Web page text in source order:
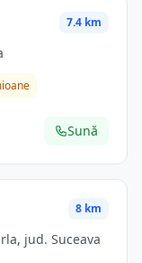
7.4 km
Sună
8 km
jud. Suceava